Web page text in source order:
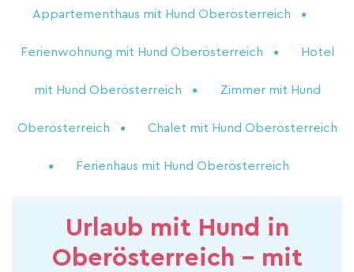
Appartementhaus mit Hund Oberösterreich
Ferienwohnung mit Hund Oberösterreich Hotel
mit Hund Oberösterreich Zimmer mit Hund
Oberösterreich Chalet mit Hund Oberösterreich
Ferienhaus mit Hund Oberösterreich
Urlaub mit Hund in
Oberösterreich - mit